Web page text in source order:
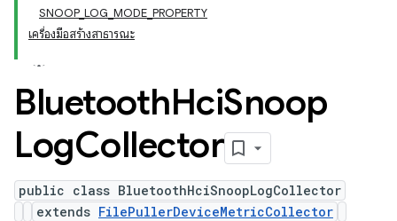
SNOOP_LOG_MODE_PROPERTY
เครื่องมือสร้างสาธารณะ
BluetoothHciSnoop
LogCollector
public class BluetoothHciSnoopLogCollector
extends FilePullerDeviceMetricCollector